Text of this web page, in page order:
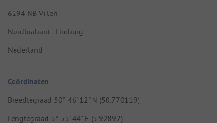
6294 NB Vijlen
Nordbrabant - Limburg
Nederland
Coördinaten
Breedtegraad 50° 46' 12" N (50.770119)
Lengtegraad 5° 55' 44" E (5.92892)